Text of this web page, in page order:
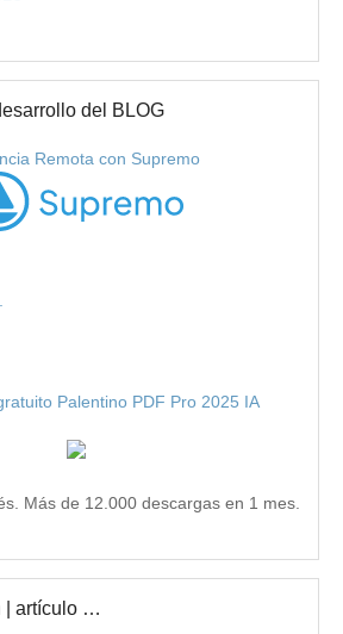
del BLOG
Remota con Supremo
Palentino PDF Pro 2025 IA
Más de 12.000 descargas en 1 mes.
| artículo …